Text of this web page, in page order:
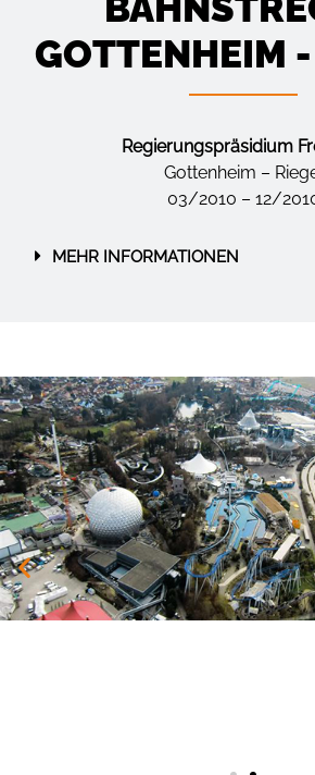
GOTTENHEIM
Regierungspräsidium
Gottenheim –
03/2010 – 12/
MEHR INFORMATIONEN